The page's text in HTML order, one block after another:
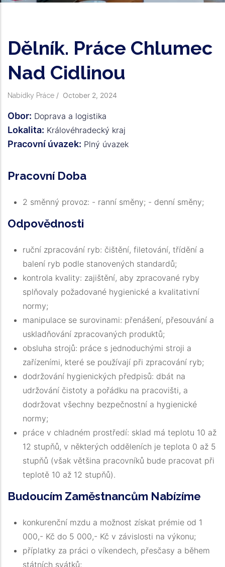
Dělník. Práce Chlumec
Nad Cidlinou
Nabídky Práce / October 2, 2024
Obor: Doprava a logistika
Lokalita: Královéhradecký kraj
Pracovní úvazek: Plný úvazek
Pracovní Doba
2 směnný provoz: - ranní směny; - denní směny;
Odpovědnosti
ruční zpracování ryb: čištění, filetování, třídění a
balení ryb podle stanovených standardů;
kontrola kvality: zajištění, aby zpracované ryby
splňovaly požadované hygienické a kvalitativní
normy;
manipulace se surovinami: přenášení, přesouvání a
uskladňování zpracovaných produktů;
obsluha strojů: práce s jednoduchými stroji a
zařízeními, které se používají při zpracování ryb;
dodržování hygienických předpisů: dbát na
udržování čistoty a pořádku na pracovišti, a
dodržovat všechny bezpečnostní a hygienické
normy;
práce v chladném prostředí: sklad má teplotu 10 až
12 stupňů, v některých odděleních je teplota 0 až 5
stupňů (však většina pracovníků bude pracovat při
teplotě 10 až 12 stupňů).
Budoucím Zaměstnancům Nabízíme
konkurenční mzdu a možnost získat prémie od 1
000,- Kč do 5 000,- Kč v závislosti na výkonu;
příplatky za práci o víkendech, přesčasy a během
státních svátků;